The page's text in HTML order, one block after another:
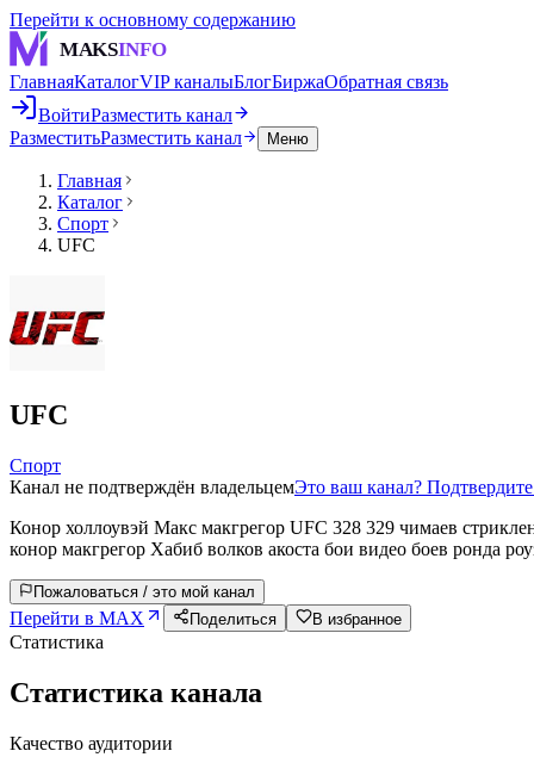
Перейти к основному содержанию
MAKSINFO
ГлавнаяКаталогVIP каналыБлогБиржаОбратная связь
ВойтиРазместить канал
РазместитьРазместить канал Меню
Главная
Каталог
Спорт
UFC
UFC
Спорт
Канал не подтверждён владельцемЭто ваш канал?
Конор холлоувэй Макс макгрегор UFC 328 329 чимаев
конор макгрегор Хабиб волков акоста бои видео боев ронда
Пожаловаться / это мой канал
Перейти в MAX Поделиться В избранное
Статистика
Статистика канала
Качество аудитории